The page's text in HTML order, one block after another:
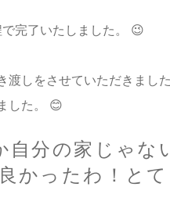
完了いたしました。 😉
渡しをさせていただきまし
した。 😊
自分の家じゃな
かったわ！とて